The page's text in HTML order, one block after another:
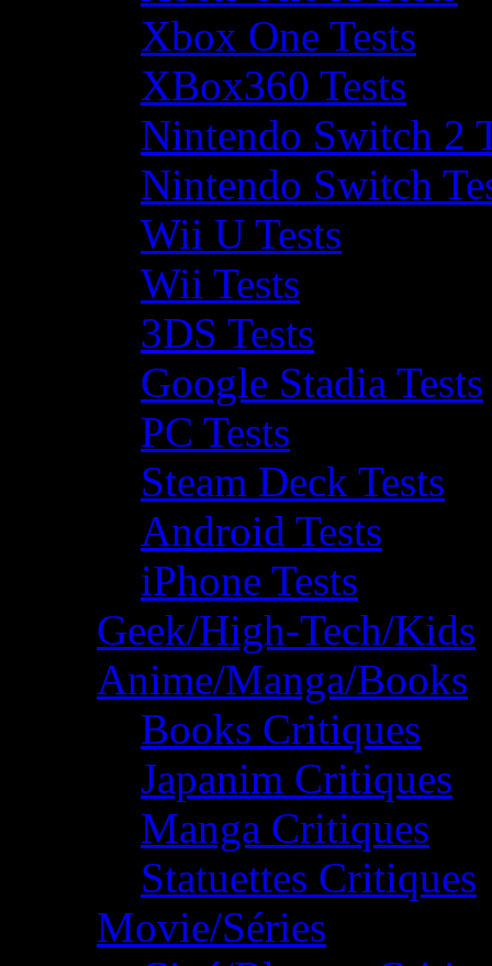
Xbox One Tests
XBox360 Tests
Nintendo Switch 2
Nintendo Switch
Wii U Tests
Wii Tests
3DS Tests
Google Stadia Tests
PC Tests
Steam Deck Tests
Android Tests
iPhone Tests
Geek/High-Tech/Kids
Anime/Manga/Books
Books Critiques
Japanim Critiques
Manga Critiques
Statuettes Critiques
Movie/Séries